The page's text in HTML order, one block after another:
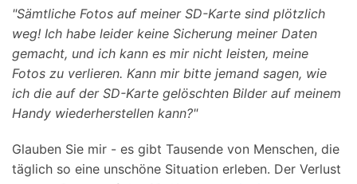
"Sämtliche Fotos auf meiner SD-Karte sind plötzlich
weg! Ich habe leider keine Sicherung meiner Daten
gemacht, und ich kann es mir nicht leisten, meine
Fotos zu verlieren. Kann mir bitte jemand sagen, wie
ich die auf der SD-Karte gelöschten Bilder auf meinem
Handy wiederherstellen kann?"
Glauben Sie mir - es gibt Tausende von Menschen, die
täglich so eine unschöne Situation erleben. Der Verlust